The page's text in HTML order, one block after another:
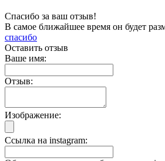
Спасибо за ваш отзыв!
В самое ближайшее время он будет
спасибо
Оставить отзыв
Ваше имя:
Отзыв:
Изображение:
Ссылка на instagram: